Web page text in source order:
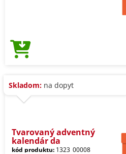
Skladom: na dopyt
Tvarovaný adventný
kalendár da
kód produktu: 1323_00008